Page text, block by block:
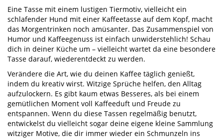
Eine Tasse mit einem lustigen Tiermotiv, vielleicht ein
schlafender Hund mit einer Kaffeetasse auf dem Kopf, macht
das Morgentrinken noch amüsanter. Das Zusammenspiel von
Humor und Kaffeegenuss ist einfach unwiderstehlich! Schau
dich in deiner Küche um – vielleicht wartet da eine besondere
Tasse darauf, wiederentdeckt zu werden.
Verändere die Art, wie du deinen Kaffee täglich genießt,
indem du kreativ wirst. Witzige Sprüche helfen, den Alltag
aufzulockern. Es gibt kaum etwas Besseres, als bei einem
gemütlichen Moment voll Kaffeeduft und Freude zu
entspannen. Wenn du diese Tassen regelmäßig benutzt,
entwickelst du vielleicht sogar deine eigene kleine Sammlung
witziger Motive, die dir immer wieder ein Schmunzeln ins